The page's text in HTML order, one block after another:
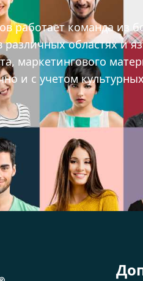
работает команда из
областях и
маркетингового
и с учетом